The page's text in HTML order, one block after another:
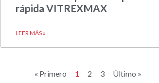
rápida VITREXMAX
LEER MÁS »
« Primero 1 2 3 Último »